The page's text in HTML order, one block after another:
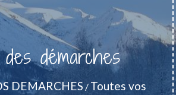
démarches
DEMARCHES / Toutes vos